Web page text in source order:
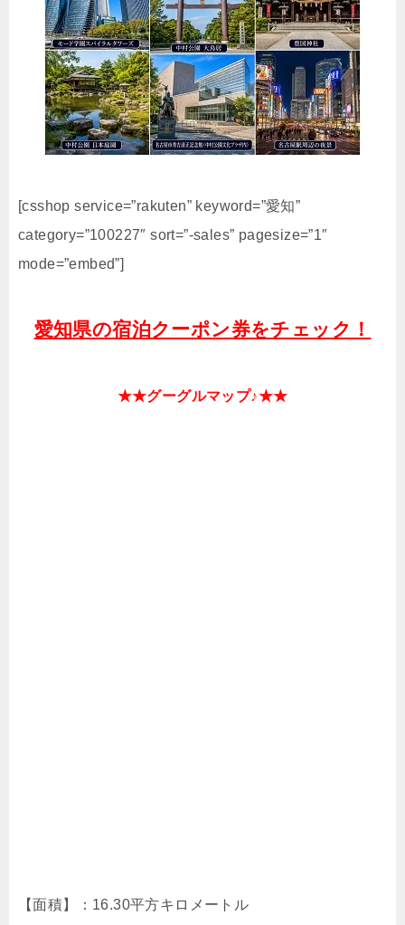
[csshop service=”rakuten” keyword=”愛知”
category=”100227″ sort=”-sales” pagesize=”1″
mode=”embed”]
愛知県の宿泊クーポン券をチェック！
★★グーグルマップ♪★★
【面積】：16.30平方キロメートル